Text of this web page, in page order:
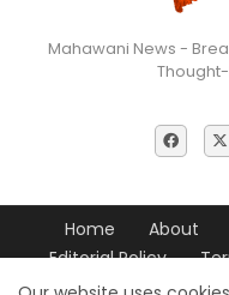
Mahawani News -
Home About
Editorial Policy